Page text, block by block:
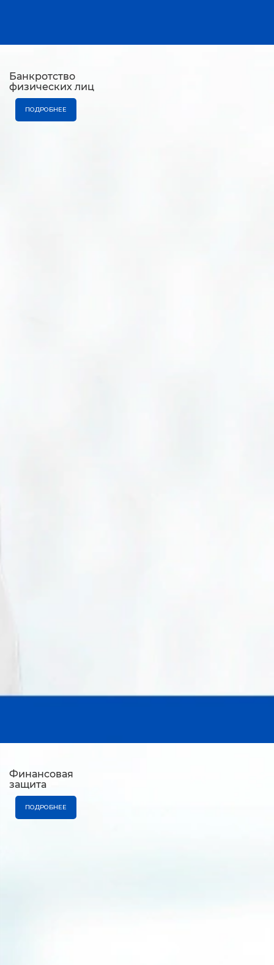
Банкротство
физических лиц
ПОДРОБНЕЕ
Финансовая
защита
ПОДРОБНЕЕ